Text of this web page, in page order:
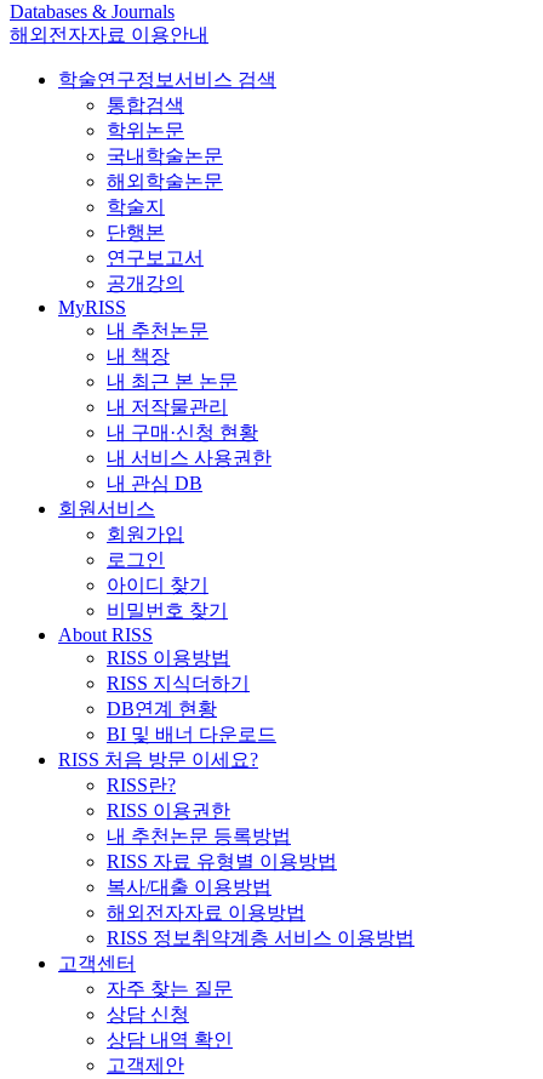
Databases & Journals
해외전자자료 이용안내
학술연구정보서비스 검색
통합검색
학위논문
국내학술논문
해외학술논문
학술지
단행본
연구보고서
공개강의
MyRISS
내 추천논문
내 책장
내 최근 본 논문
내 저작물관리
내 구매·신청 현황
내 서비스 사용권한
내 관심 DB
회원서비스
회원가입
로그인
아이디 찾기
비밀번호 찾기
About RISS
RISS 이용방법
RISS 지식더하기
DB연계 현황
BI 및 배너 다운로드
RISS 처음 방문 이세요?
RISS란?
RISS 이용권한
내 추천논문 등록방법
RISS 자료 유형별 이용방법
복사/대출 이용방법
해외전자자료 이용방법
RISS 정보취약계층 서비스 이용방법
고객센터
자주 찾는 질문
상담 신청
상담 내역 확인
고객제안